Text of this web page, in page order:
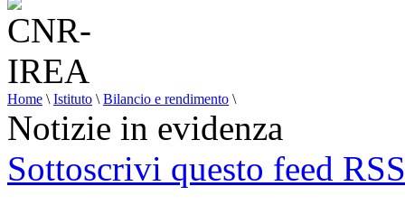
Home \ Istituto \ Bilancio e rendimento \
Notizie in evidenza
Sottoscrivi questo feed RSS